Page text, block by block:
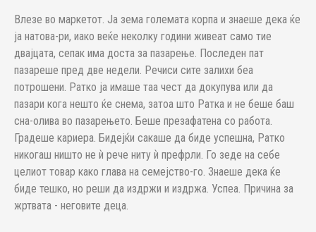
Влезе во маркетот. Ја зема големата корпа и знаеше дека ќе
ја натова-ри, иако веќе неколку години живеат само тие
двајцата, сепак има доста за пазарење. Последен пат
пазареше пред две недели. Речиси сите залихи беа
потрошени. Ратко ја имаше таа чест да докупува или да
пазари кога нешто ќе снема, затоа што Ратка и не беше баш
сна-олива во пазарењето. Беше презафатена со работа.
Градеше кариера. Бидејќи сакаше да биде успешна, Ратко
никогаш ништо не ѝ рече ниту ѝ префрли. Го зеде на себе
целиот товар како глава на семејство-го. Знаеше дека ќе
биде тешко, но реши да издржи и издржа. Успеа. Причина за
жртвата - неговите деца.